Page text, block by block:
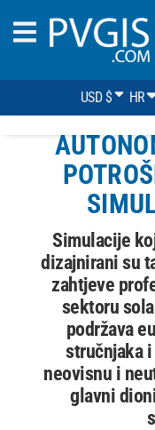
USD $ HR
Simulacije
dizajnirani su
zahtjeve
sektoru
podržava
stručnjaka
neovisnu i
glavni